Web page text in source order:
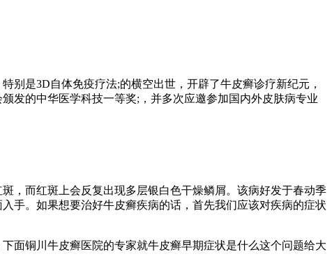
别是3D自体免疫疗法;的横空出世，开辟了牛皮癣诊疗新纪元，
发的中华医学科技一等奖;，并多次应邀参加国内外皮肤病专业
，而红斑上会反复出现多层银白色干燥鳞屑。该病好发于春动季
手。如果想要治好牛皮癣疾病的话，首先我们应该对疾病的症状
面铜川牛皮癣医院的专家就牛皮癣早期症状是什么这个问题给大